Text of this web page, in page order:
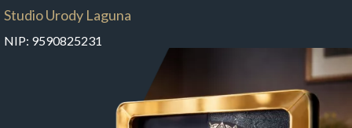
Studio Urody Laguna
NIP: 9590825231